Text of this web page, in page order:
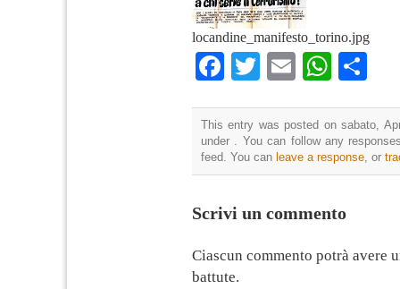
locandine_manifesto_torino.jpg
Facebook
TwitterEmail
This entry was posted on sabato,
under . You can follow any
feed. You can leave a response, or
Scrivi un commento
Ciascun commento potrà avere
battute.